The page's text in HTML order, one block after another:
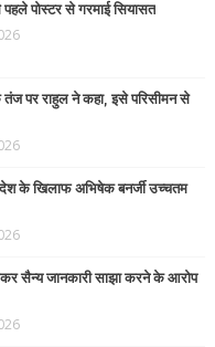
पहले पोस्टर से गरमाई सियासत
पर राहुल ने कहा, इसे परिसीमन से
के खिलाफ अभिषेक बनर्जी उच्चतम
सैन्य जानकारी साझा करने के आरोप